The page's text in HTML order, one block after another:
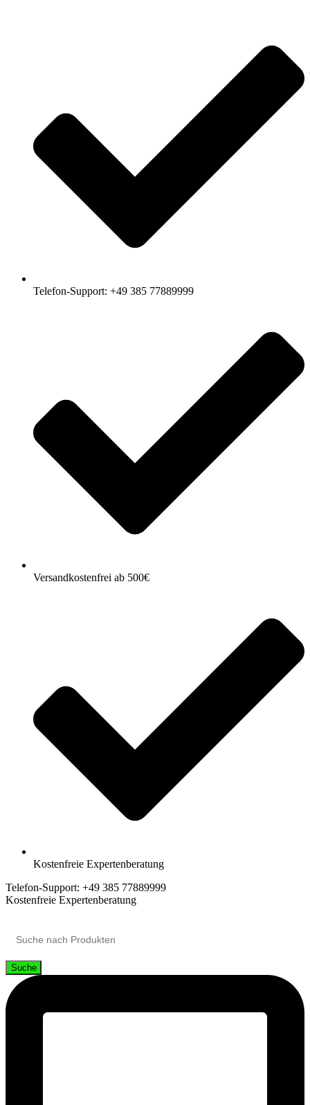
Telefon-Support: +49 385 77889999
Versandkostenfrei ab 500€
Kostenfreie Expertenberatung
Telefon-Support: +49 385 77889999
Kostenfreie Expertenberatung
Suche